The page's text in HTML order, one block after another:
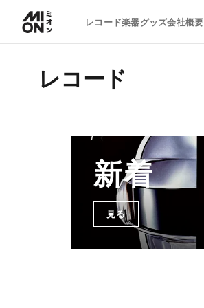
レコード楽器グッズ会社概要
レコード
新着
見る